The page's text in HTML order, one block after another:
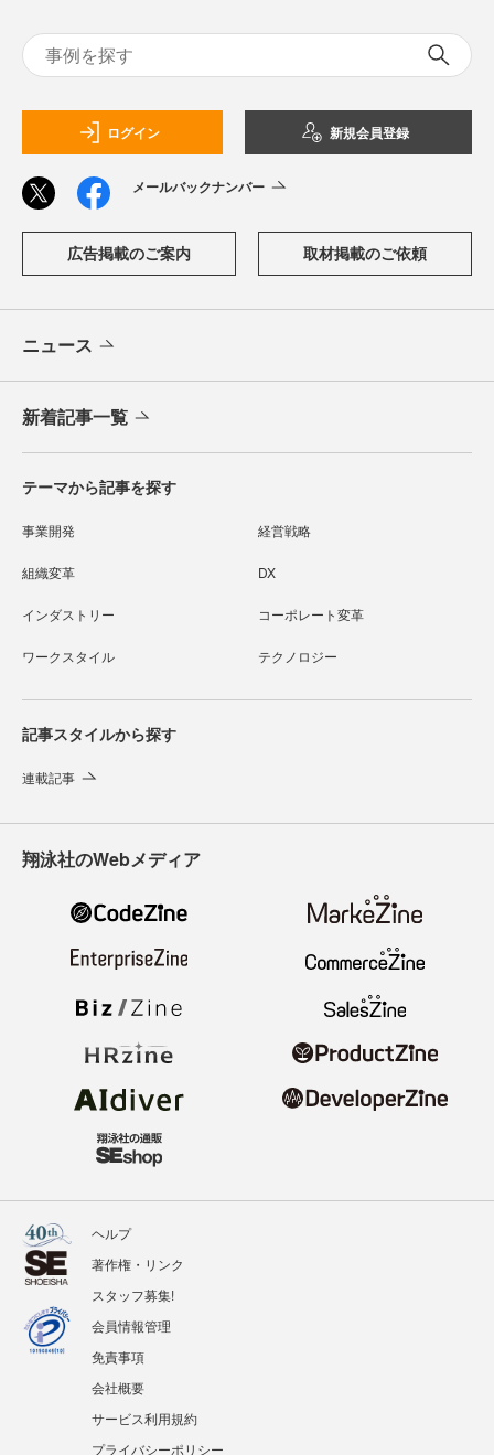
ログイン 新規会員登録
メールバックナンバー
広告掲載のご案内 取材掲載のご依頼
ニュース
新着記事一覧
テーマから記事を探す
事業開発 経営戦略
組織変革 DX
インダストリー コーポレート変革
ワークスタイル テクノロジー
記事スタイルから探す
連載記事
翔泳社のWebメディア
ヘルプ
著作権・リンク
スタッフ募集!
会員情報管理
免責事項
会社概要
サービス利用規約
プライバシーポリシー